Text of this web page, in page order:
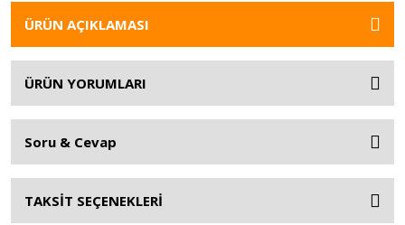
ÜRÜN AÇIKLAMASI
ÜRÜN YORUMLARI
Soru & Cevap
TAKSİT SEÇENEKLERİ